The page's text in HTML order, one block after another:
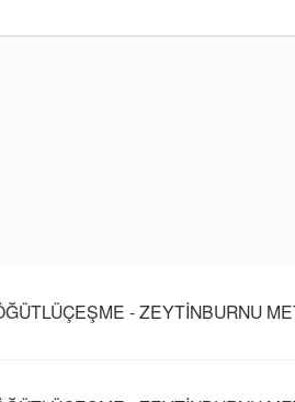
- ZEYTİNBURNU